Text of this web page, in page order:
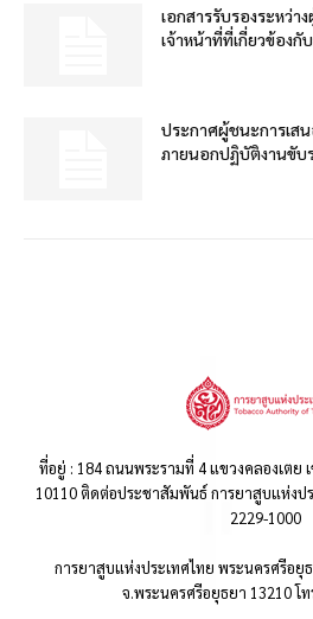
เอกสารรับรองระหว่า
เจ้าหน้าที่ที่เกี่ยวข้องกั
ประกาศผู้ชนะการเส
ภายนอกปฏิบัติงานขับ
ที่อยู่ : 184 ถนนพระรามที่ 4 แขวงคลองเตย
10110 ติดต่อประชาสัมพันธ์ การยาสูบแห่งป
2229-1000
การยาสูบแห่งประเทศไทย พระนครศรีอยุ
จ.พระนครศรีอยุธยา 13210 โท